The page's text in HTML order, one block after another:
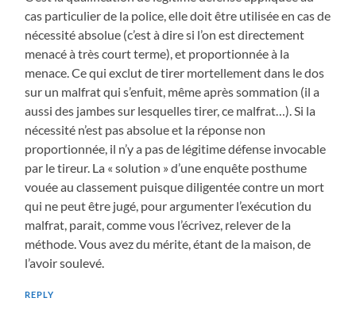
cas particulier de la police, elle doit être utilisée en cas de
nécessité absolue (c’est à dire si l’on est directement
menacé à très court terme), et proportionnée à la
menace. Ce qui exclut de tirer mortellement dans le dos
sur un malfrat qui s’enfuit, même après sommation (il a
aussi des jambes sur lesquelles tirer, ce malfrat…). Si la
nécessité n’est pas absolue et la réponse non
proportionnée, il n’y a pas de légitime défense invocable
par le tireur. La « solution » d’une enquête posthume
vouée au classement puisque diligentée contre un mort
qui ne peut être jugé, pour argumenter l’exécution du
malfrat, parait, comme vous l’écrivez, relever de la
méthode. Vous avez du mérite, étant de la maison, de
l’avoir soulevé.
REPLY